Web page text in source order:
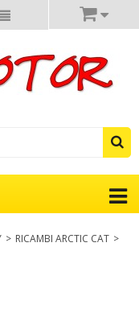
> RICAMBI ARCTIC CAT >